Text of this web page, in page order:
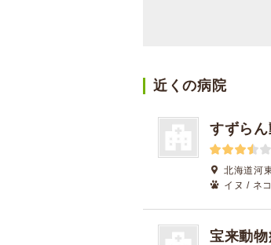
近くの病院
すずら
北海道河
イヌ / ネ
宝来動